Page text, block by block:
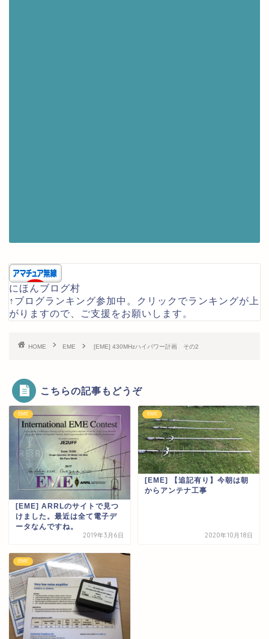
にほんブログ村
↑ブログランキング参加中。クリックでランキングが上
がりますので、ご支援をお願いします。
HOME EME [EME] 430MHzハイパワー計画 その2
こちらの記事もどうぞ
EME
[EME] ARRLのサイトで見つ
けました。最近は全て電子デ
ータなんですね。
2019年3月6日
EME
[EME] 【追記有り】今朝は朝
からアンテナ工事
2020年10月18日
EME